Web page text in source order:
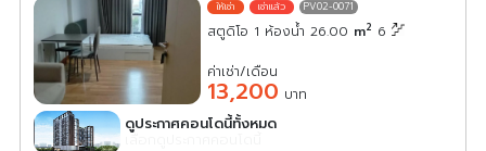
PV02-0071
สตูดิโอ 1 ห้องน้ำ 26.00 m2 6
ค่าเช่า/เดือน
13,200 บาท
ดูประกาศคอนโดนี้ทั้งหมด
เลือกดูประกาศคอนโดนี้